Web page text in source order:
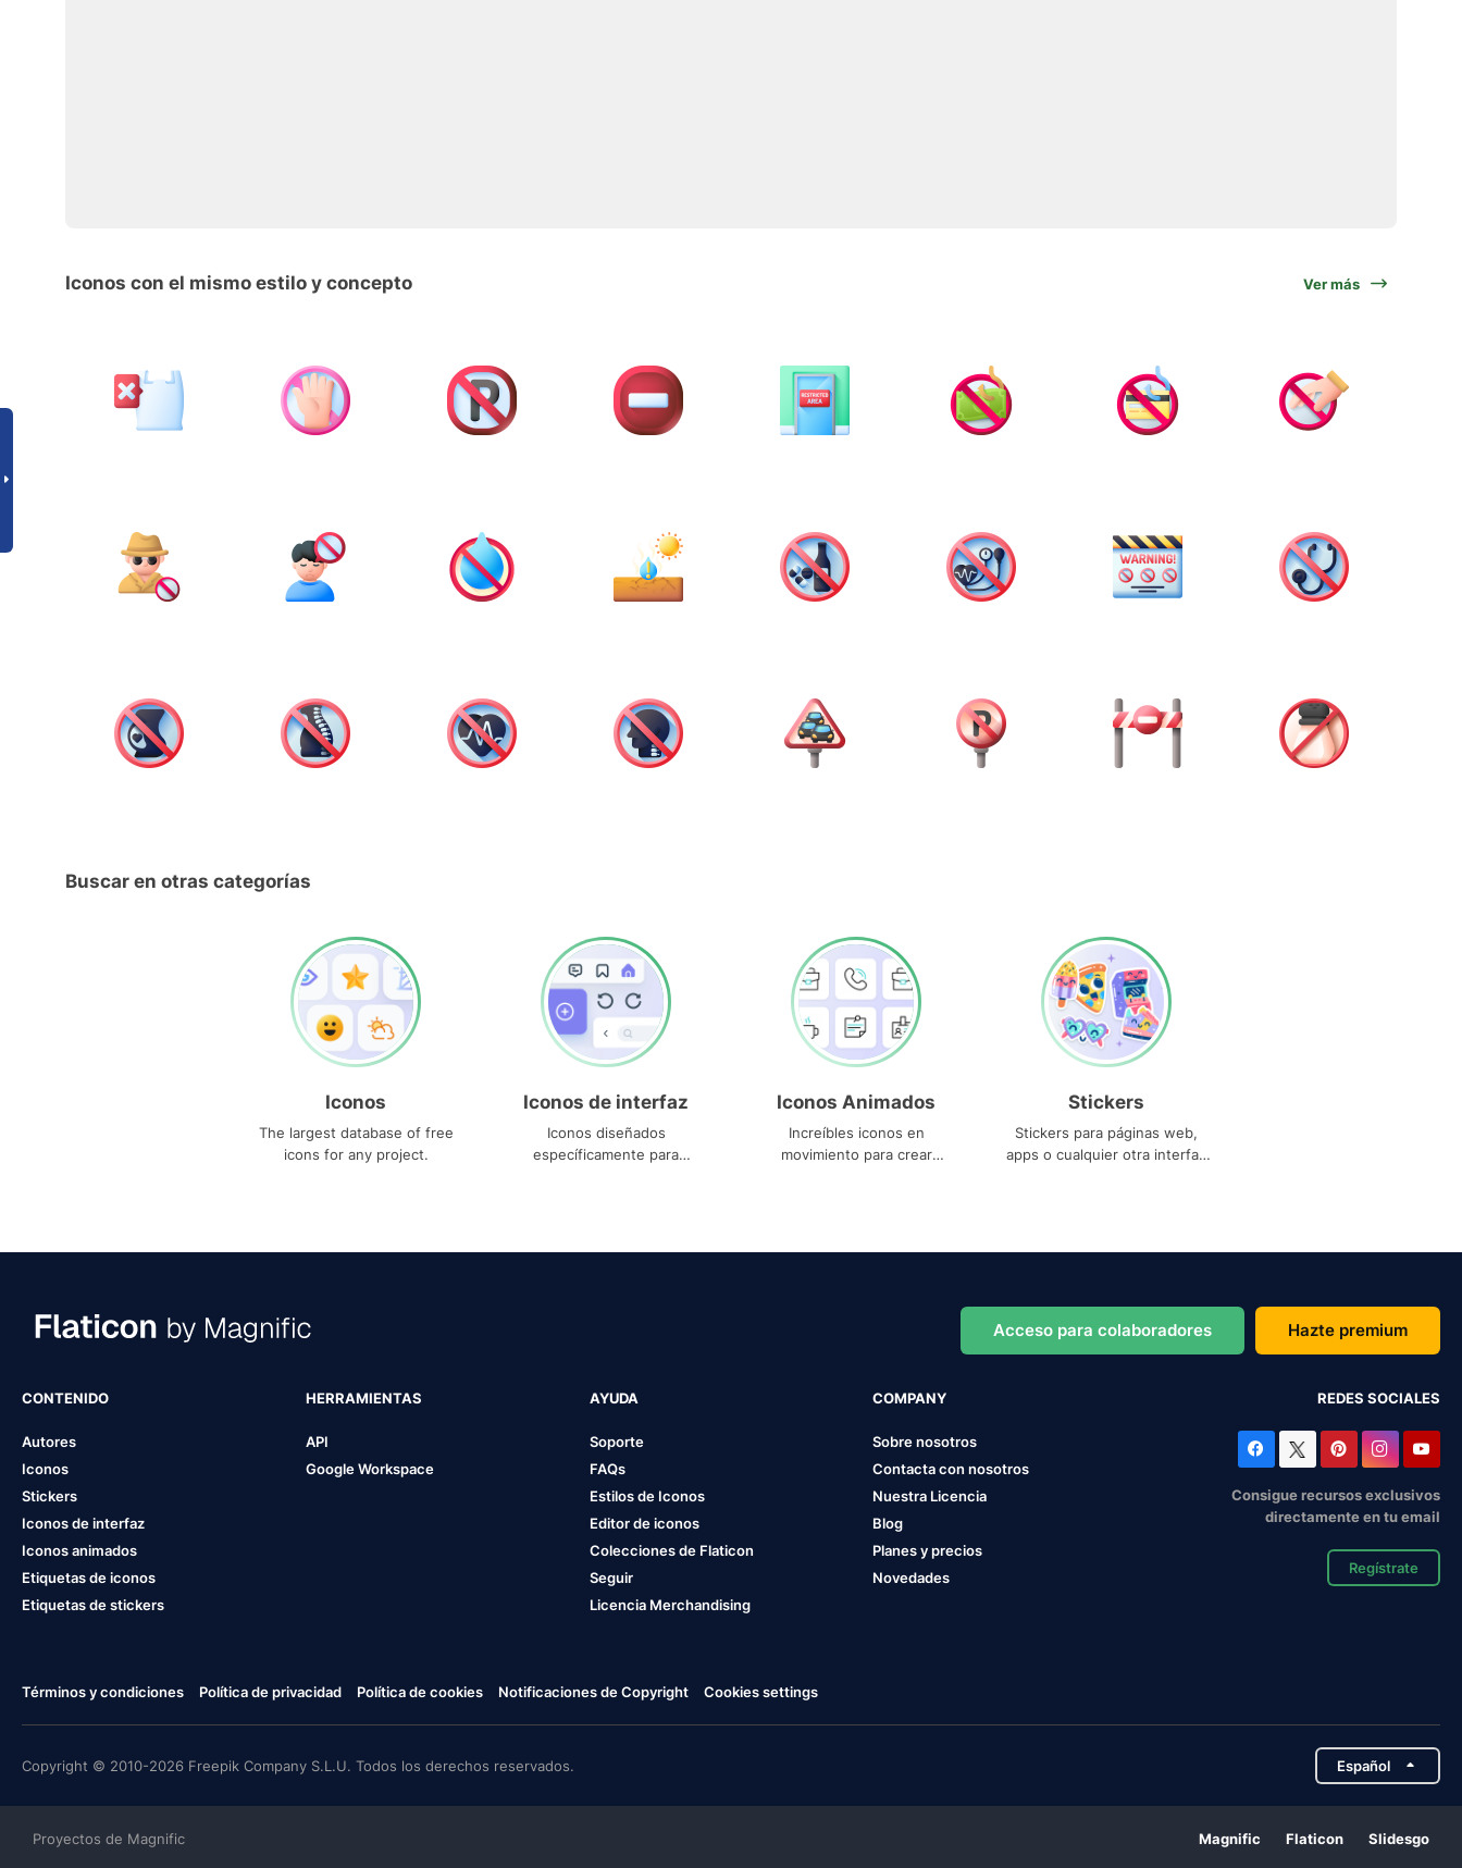
Iconos con el mismo estilo y concepto Ver más
Buscar en otras categorías
Iconos
The largest database of free
icons for any project.
Iconos de interfaz
Iconos diseñados
específicamente para
Iconos Animados
Increíbles iconos en
movimiento para crear
Stickers
Stickers para páginas web,
apps o cualquier otra interfaz
Acceso para colaboradores Hazte premium
CONTENIDO
Autores
Iconos
Stickers
Iconos de interfaz
Iconos animados
Etiquetas de iconos
Etiquetas de stickers
HERRAMIENTAS
API
Google Workspace
AYUDA
Soporte
FAQs
Estilos de Iconos
Editor de iconos
Colecciones de Flaticon
Seguir
Licencia Merchandising
COMPANY
Sobre nosotros
Contacta con nosotros
Nuestra Licencia
Blog
Planes y precios
Novedades
REDES SOCIALES
Consigue recursos exclusivos
directamente en tu email
Regístrate
Términos y condiciones Política de privacidad Política de cookies Notificaciones de Copyright Cookies settings
Copyright © 2010-2026 Freepik Company S.L.U. Todos los derechos reservados. Español
Proyectos de Magnific Magnific Flaticon Slidesgo